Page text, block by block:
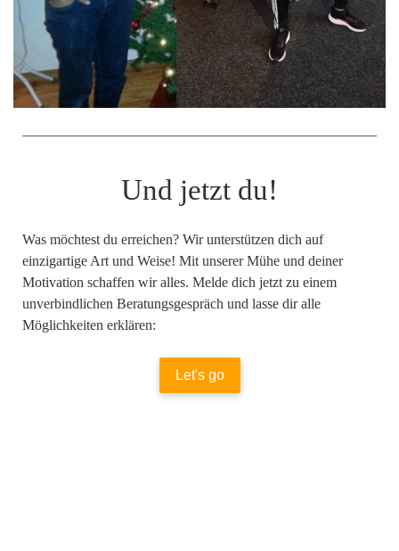
Und jetzt du!
Was möchtest du erreichen? Wir unterstützen dich auf
einzigartige Art und Weise! Mit unserer Mühe und deiner
Motivation schaffen wir alles. Melde dich jetzt zu einem
unverbindlichen Beratungsgespräch und lasse dir alle
Möglichkeiten erklären:
Let's go